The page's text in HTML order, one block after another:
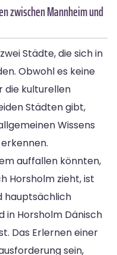
zwischen Mannheim und
Städte, die sich in
Obwohl es keine
die kulturellen
Städten gibt,
Wissens
auffallen könnten,
Horsholm zieht, ist
hauptsächlich
in Horsholm Dänisch
Das Erlernen einer
sein,